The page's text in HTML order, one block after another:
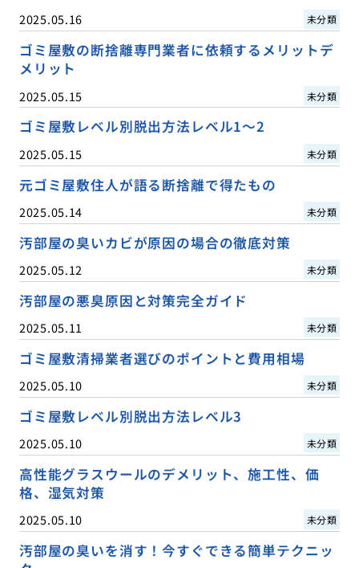
2025.05.16 未分類
ゴミ屋敷の断捨離専門業者に依頼するメリットデ
メリット
2025.05.15 未分類
ゴミ屋敷レベル別脱出方法レベル1〜2
2025.05.15 未分類
元ゴミ屋敷住人が語る断捨離で得たもの
2025.05.14 未分類
汚部屋の臭いカビが原因の場合の徹底対策
2025.05.12 未分類
汚部屋の悪臭原因と対策完全ガイド
2025.05.11 未分類
ゴミ屋敷清掃業者選びのポイントと費用相場
2025.05.10 未分類
ゴミ屋敷レベル別脱出方法レベル3
2025.05.10 未分類
高性能グラスウールのデメリット、施工性、価
格、湿気対策
2025.05.10 未分類
汚部屋の臭いを消す！今すぐできる簡単テクニッ